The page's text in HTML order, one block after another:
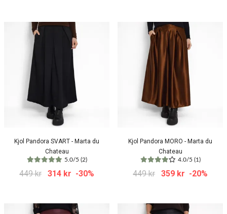
Kjol Pandora SVART - Marta du
Chateau
5.0/5 (2)
449 kr 314 kr -30%
Kjol Pandora MORO - Marta du
Chateau
4.0/5 (1)
449 kr 359 kr -20%